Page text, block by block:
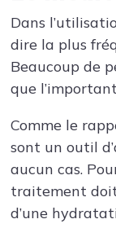
Dans
dire la plus
Beaucoup de
que
Comme le
sont un outil
aucun cas.
traitement
d’une